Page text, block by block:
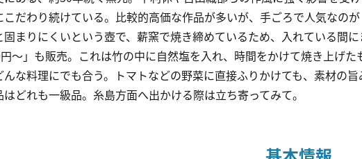
こだわり続けている。比較的高価な作品が多いが、手ごろで人気な
固まりにくいという壺で、薪窯で焼き締めているため、入れている間
～」も販売。これは竹の中に自然塩を入れ、時間をかけて焼き上げ
んな料理にでも合う。トマトなどの野菜に直接ふりかけても、素材の
はどれも一級品。糸島方面へ出かける際は立ち寄ってみて。